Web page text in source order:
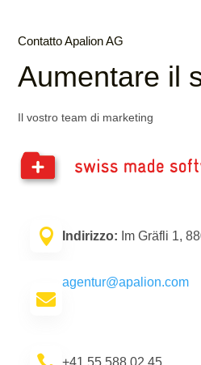
Aumentare il
Contatto Apalion AG
Il vostro team di marketing
 Indirizzo: Im Gräfli 1,

agentur@apalion.com
+41 55 588 02 45